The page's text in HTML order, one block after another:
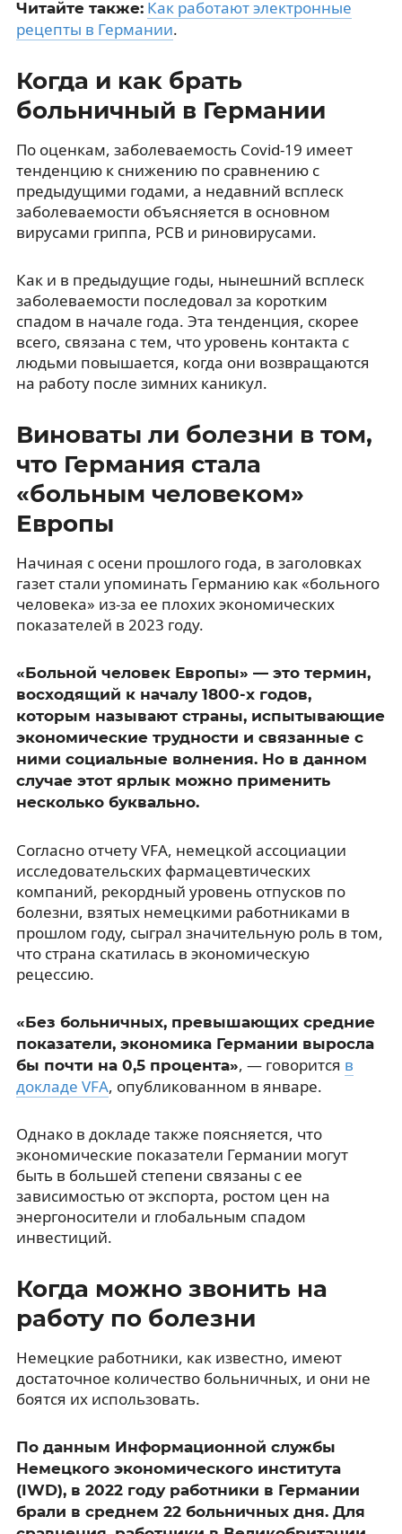
Читайте также: Как работают электронные
рецепты в Германии.
Когда и как брать
больничный в Германии
По оценкам, заболеваемость Covid-19 имеет
тенденцию к снижению по сравнению с
предыдущими годами, а недавний всплеск
заболеваемости объясняется в основном
вирусами гриппа, РСВ и риновирусами.
Как и в предыдущие годы, нынешний всплеск
заболеваемости последовал за коротким
спадом в начале года. Эта тенденция, скорее
всего, связана с тем, что уровень контакта с
людьми повышается, когда они возвращаются
на работу после зимних каникул.
Виноваты ли болезни в том,
что Германия стала
«больным человеком»
Европы
Начиная с осени прошлого года, в заголовках
газет стали упоминать Германию как «больного
человека» из-за ее плохих экономических
показателей в 2023 году.
«Больной человек Европы» — это термин,
восходящий к началу 1800-х годов,
которым называют страны, испытывающие
экономические трудности и связанные с
ними социальные волнения. Но в данном
случае этот ярлык можно применить
несколько буквально.
Согласно отчету VFA, немецкой ассоциации
исследовательских фармацевтических
компаний, рекордный уровень отпусков по
болезни, взятых немецкими работниками в
прошлом году, сыграл значительную роль в том,
что страна скатилась в экономическую
рецессию.
«Без больничных, превышающих средние
показатели, экономика Германии выросла
бы почти на 0,5 процента», — говорится в
докладе VFA, опубликованном в январе.
Однако в докладе также поясняется, что
экономические показатели Германии могут
быть в большей степени связаны с ее
зависимостью от экспорта, ростом цен на
энергоносители и глобальным спадом
инвестиций.
Когда можно звонить на
работу по болезни
Немецкие работники, как известно, имеют
достаточное количество больничных, и они не
боятся их использовать.
По данным Информационной службы
Немецкого экономического института
(IWD), в 2022 году работники в Германии
брали в среднем 22 больничных дня. Для